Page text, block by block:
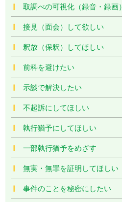
取調べの可視化（録音・録画）
接見（面会）して欲しい
釈放（保釈）してほしい
前科を避けたい
示談で解決したい
不起訴にしてほしい
執行猶予にしてほしい
一部執行猶予をめざす
無実・無罪を証明してほしい
事件のことを秘密にしたい